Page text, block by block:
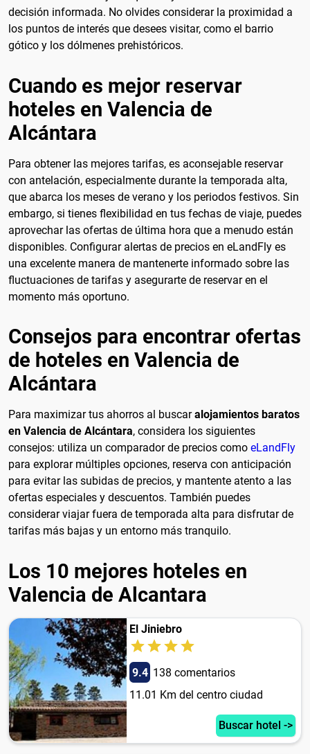
decisión informada. No olvides considerar la proximidad a
los puntos de interés que desees visitar, como el barrio
gótico y los dólmenes prehistóricos.
Cuando es mejor reservar
hoteles en Valencia de
Alcántara
Para obtener las mejores tarifas, es aconsejable reservar
con antelación, especialmente durante la temporada alta,
que abarca los meses de verano y los periodos festivos. Sin
embargo, si tienes flexibilidad en tus fechas de viaje, puedes
aprovechar las ofertas de última hora que a menudo están
disponibles. Configurar alertas de precios en eLandFly es
una excelente manera de mantenerte informado sobre las
fluctuaciones de tarifas y asegurarte de reservar en el
momento más oportuno.
Consejos para encontrar ofertas
de hoteles en Valencia de
Alcántara
Para maximizar tus ahorros al buscaralojamientos baratos
en Valencia de Alcántara, considera los siguientes
consejos: utiliza un comparador de precios como eLandFly
para explorar múltiples opciones, reserva con anticipación
para evitar las subidas de precios, y mantente atento a las
ofertas especiales y descuentos. También puedes
considerar viajar fuera de temporada alta para disfrutar de
tarifas más bajas y un entorno más tranquilo.
Los 10 mejores hoteles en
Valencia de Alcantara
El Jiniebro
9.4 138 comentarios
11.01 Km del centro ciudad
Buscar hotel ->